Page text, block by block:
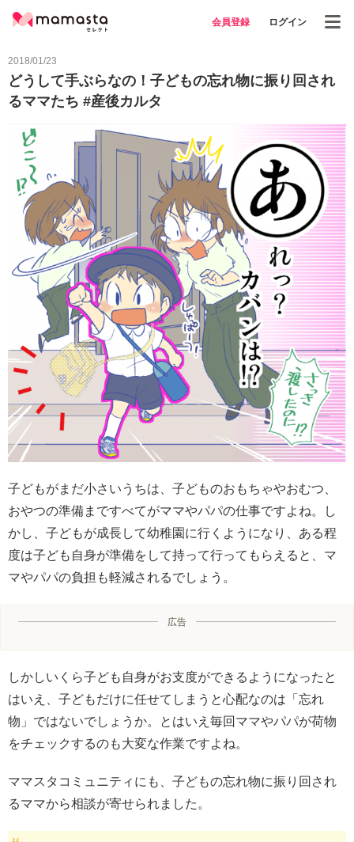
会員登録 ログイン
2018/01/23
どうして手ぶらなの！子どもの忘れ物に振り回され
るママたち #産後カルタ
子どもがまだ小さいうちは、子どものおもちゃやおむつ、
おやつの準備まですべてがママやパパの仕事ですよね。し
かし、子どもが成長して幼稚園に行くようになり、ある程
度は子ども自身が準備をして持って行ってもらえると、マ
マやパパの負担も軽減されるでしょう。
広告
しかしいくら子ども自身がお支度ができるようになったと
はいえ、子どもだけに任せてしまうと心配なのは「忘れ
物」ではないでしょうか。とはいえ毎回ママやパパが荷物
をチェックするのも大変な作業ですよね。
ママスタコミュニティにも、子どもの忘れ物に振り回され
るママから相談が寄せられました。